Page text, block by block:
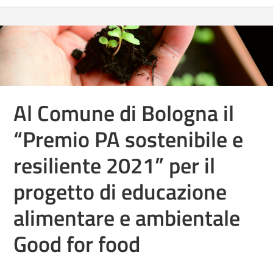
Al Comune di Bologna il
“Premio PA sostenibile e
resiliente 2021” per il
progetto di educazione
alimentare e ambientale
Good for food